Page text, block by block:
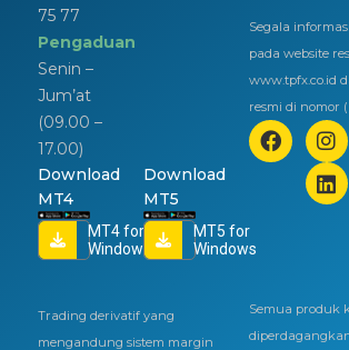
75 77
Pengaduan
Senin –
Jum’at
(09.00 –
17.00)
Download
MT4
MT4 for
Windows
Download
MT5
MT5 for
Windows
Segala
pada website
www.tpfx.co.id
resmi di nomor
Trading derivatif yang
mengandung sistem margin
Semua produk